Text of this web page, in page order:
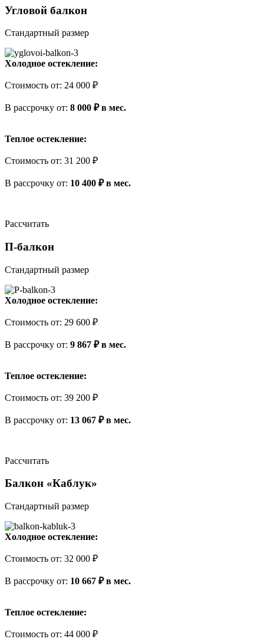
Угловой балкон
Стандартный размер
Холодное остекление:
Стоимость от: 24 000 ₽
В рассрочку от: 8 000 ₽ в мес.
Теплое остекление:
Стоимость от: 31 200 ₽
В рассрочку от: 10 400 ₽ в мес.
Рассчитать
П-балкон
Стандартный размер
Холодное остекление:
Стоимость от: 29 600 ₽
В рассрочку от: 9 867 ₽ в мес.
Теплое остекление:
Стоимость от: 39 200 ₽
В рассрочку от: 13 067 ₽ в мес.
Рассчитать
Балкон «Каблук»
Стандартный размер
Холодное остекление:
Стоимость от: 32 000 ₽
В рассрочку от: 10 667 ₽ в мес.
Теплое остекление:
Стоимость от: 44 000 ₽